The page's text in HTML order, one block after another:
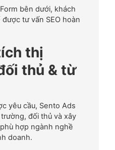
bên dưới, khách
tư vấn SEO hoàn
thị
thủ & từ
yêu cầu, Sento Ads
đối thủ và xây
hợp ngành nghề
doanh.